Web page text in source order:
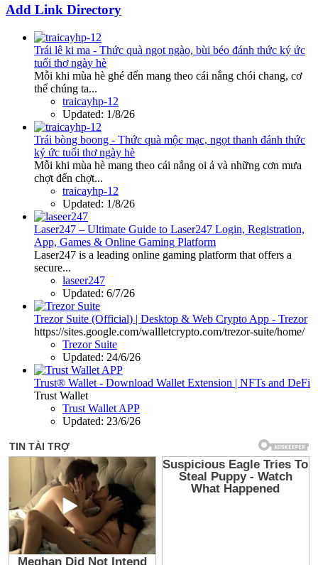
Add Link Directory
Trái lê ki ma - Thức quà ngọt ngào, bùi béo đánh thức ký ức
tuổi thơ ngày hè
Mỗi khi mùa hè ghé đến mang theo cái nắng chói chang, cơ
thể chúng ta...
traicayhp-12
Updated: 1/8/26
Trái bòng boong - Thức quà mộc mạc, ngọt thanh đánh thức
ký ức tuổi thơ ngày hè
Mỗi khi mùa hè mang theo cái nắng oi ả và những cơn mưa
chợt đến chợt...
traicayhp-12
Updated: 1/8/26
Laser247 – Ultimate Guide to Laser247 Login, Registration,
App, Games & Online Gaming Platform
Laser247 is a leading online gaming platform that offers a
secure...
laseer247
Updated: 6/7/26
Trezor Suite (Official) | Desktop & Web Crypto App - Trezor
https://sites.google.com/wallletcrypto.com/trezor-suite/home/
Trezor Suite
Updated: 24/6/26
Trust® Wallet - Download Wallet Extension | NFTs and DeFi
Trust Wallet
Trust Wallet APP
Updated: 23/6/26